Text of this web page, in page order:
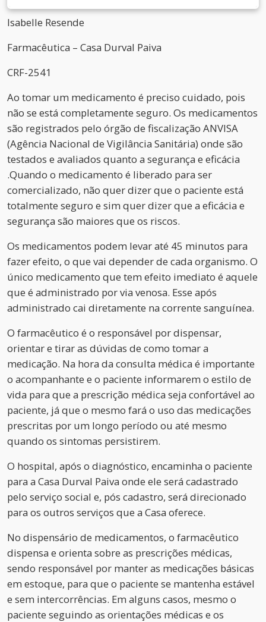
Isabelle Resende
Farmacêutica – Casa Durval Paiva
CRF-2541
Ao tomar um medicamento é preciso cuidado, pois
não se está completamente seguro. Os medicamentos
são registrados pelo órgão de fiscalização ANVISA
(Agência Nacional de Vigilância Sanitária) onde são
testados e avaliados quanto a segurança e eficácia
.Quando o medicamento é liberado para ser
comercializado, não quer dizer que o paciente está
totalmente seguro e sim quer dizer que a eficácia e
segurança são maiores que os riscos.
Os medicamentos podem levar até 45 minutos para
fazer efeito, o que vai depender de cada organismo. O
único medicamento que tem efeito imediato é aquele
que é administrado por via venosa. Esse após
administrado cai diretamente na corrente sanguínea.
O farmacêutico é o responsável por dispensar,
orientar e tirar as dúvidas de como tomar a
medicação. Na hora da consulta médica é importante
o acompanhante e o paciente informarem o estilo de
vida para que a prescrição médica seja confortável ao
paciente, já que o mesmo fará o uso das medicações
prescritas por um longo período ou até mesmo
quando os sintomas persistirem.
O hospital, após o diagnóstico, encaminha o paciente
para a Casa Durval Paiva onde ele será cadastrado
pelo serviço social e, pós cadastro, será direcionado
para os outros serviços que a Casa oferece.
No dispensário de medicamentos, o farmacêutico
dispensa e orienta sobre as prescrições médicas,
sendo responsável por manter as medicações básicas
em estoque, para que o paciente se mantenha estável
e sem intercorrências. Em alguns casos, mesmo o
paciente seguindo as orientações médicas e os